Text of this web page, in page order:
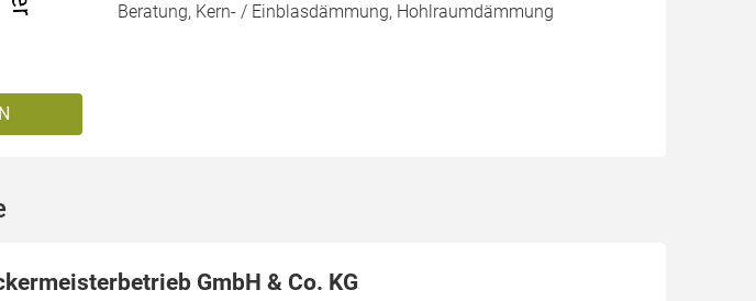
Beratung, Kern- / Einblasdämmung, Hohlraumdämmung
GmbH & Co. KG